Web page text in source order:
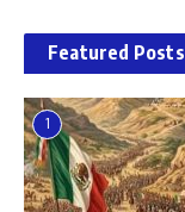
Featured Posts
1